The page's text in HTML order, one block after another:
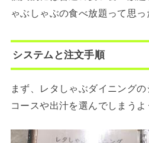
ゃぶしゃぶの食べ放題って思っ
システムと注文手順
まず、レタしゃぶダイニング
コースや出汁を選んでしまう